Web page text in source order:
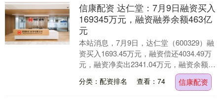
信康配资 达仁堂：7月9日融资买入
169345万元，融资融券余额463亿
元
本站消息，7月9日，达仁堂（600329）融
资买入1693.45万元，融资偿还4034.49万
元，融资净卖出2341.04万元，融资余额
分类：配资排名 查看：74 信康配资